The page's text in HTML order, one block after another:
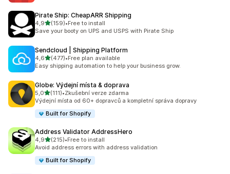
Pirate Ship: CheapARR Shipping
4,9z 5 hvězd
(159)
Celkový počet recenzí: 159
•Free to install
Save your booty on UPS and USPS with Pirate Ship
Sendcloud | Shipping Platform
4,6z 5 hvězd
(477)
Celkový počet recenzí: 477
•Free plan available
Easy shipping automation to help your business grow.
Globe: Výdejní místa & doprava
5,0z 5 hvězd
(111)
Celkový počet recenzí: 111
•Zkušební verze zdarma
Výdejní místa od 60+ dopravců a kompletní správa dopravy
Built for Shopify
Address Validator AddressHero
4,9z 5 hvězd
(215)
Celkový počet recenzí: 215
•Free to install
Avoid address errors with address validation
Built for Shopify